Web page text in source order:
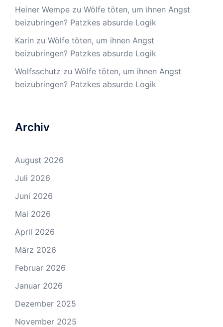
Heiner Wempe zu Wölfe töten, um ihnen Angst
beizubringen? Patzkes absurde Logik
Karin zu Wölfe töten, um ihnen Angst
beizubringen? Patzkes absurde Logik
Wolfsschutz zu Wölfe töten, um ihnen Angst
beizubringen? Patzkes absurde Logik
Archiv
August 2026
Juli 2026
Juni 2026
Mai 2026
April 2026
März 2026
Februar 2026
Januar 2026
Dezember 2025
November 2025